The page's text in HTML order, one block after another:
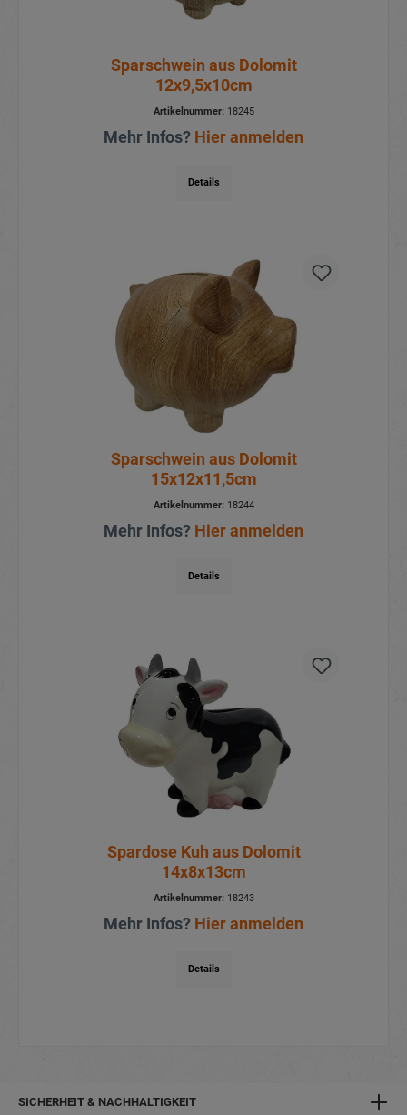
Sparschwein aus Dolomit
12x9,5x10cm
Artikelnummer:18245
Mehr Infos? Hier anmelden
Details
Sparschwein aus Dolomit
15x12x11,5cm
Artikelnummer:18244
Mehr Infos? Hier anmelden
Details
Spardose Kuh aus Dolomit
14x8x13cm
Artikelnummer:18243
Mehr Infos? Hier anmelden
Details
SICHERHEIT & NACHHALTIGKEIT